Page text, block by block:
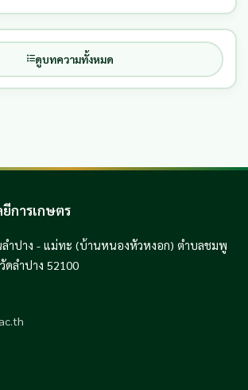
ดูบทความทั้งหมด
การเกษตร
ำปาง - แม่ทะ (บ้านหนองหัวหงอก) ตำบลชมพู
ดลำปาง 52100